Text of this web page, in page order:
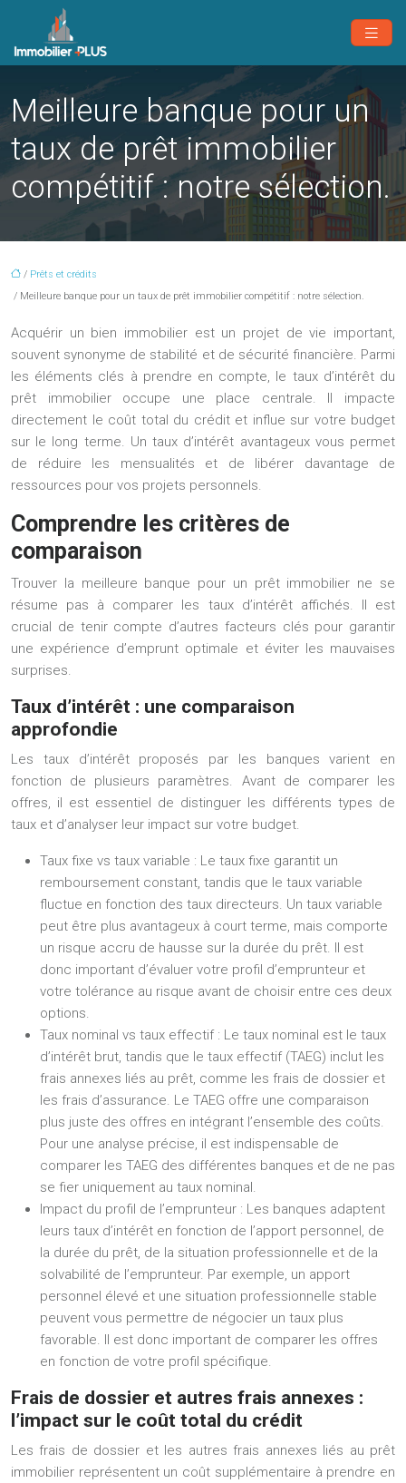
Meilleure banque pour un
taux de prêt immobilier
compétitif : notre sélection.
/ Prêts et crédits
/ Meilleure banque pour un taux de prêt immobilier compétitif : notre sélection.
Acquérir un bien immobilier est un projet de vie important,
souvent synonyme de stabilité et de sécurité financière. Parmi
les éléments clés à prendre en compte, le taux d’intérêt du
prêt immobilier occupe une place centrale. Il impacte
directement le coût total du crédit et influe sur votre budget
sur le long terme. Un taux d’intérêt avantageux vous permet
de réduire les mensualités et de libérer davantage de
ressources pour vos projets personnels.
Comprendre les critères de
comparaison
Trouver la meilleure banque pour un prêt immobilier ne se
résume pas à comparer les taux d’intérêt affichés. Il est
crucial de tenir compte d’autres facteurs clés pour garantir
une expérience d’emprunt optimale et éviter les mauvaises
surprises.
Taux d’intérêt : une comparaison
approfondie
Les taux d’intérêt proposés par les banques varient en
fonction de plusieurs paramètres. Avant de comparer les
offres, il est essentiel de distinguer les différents types de
taux et d’analyser leur impact sur votre budget.
Taux fixe vs taux variable : Le taux fixe garantit un
remboursement constant, tandis que le taux variable
fluctue en fonction des taux directeurs. Un taux variable
peut être plus avantageux à court terme, mais comporte
un risque accru de hausse sur la durée du prêt. Il est
donc important d’évaluer votre profil d’emprunteur et
votre tolérance au risque avant de choisir entre ces deux
options.
Taux nominal vs taux effectif : Le taux nominal est le taux
d’intérêt brut, tandis que le taux effectif (TAEG) inclut les
frais annexes liés au prêt, comme les frais de dossier et
les frais d’assurance. Le TAEG offre une comparaison
plus juste des offres en intégrant l’ensemble des coûts.
Pour une analyse précise, il est indispensable de
comparer les TAEG des différentes banques et de ne pas
se fier uniquement au taux nominal.
Impact du profil de l’emprunteur : Les banques adaptent
leurs taux d’intérêt en fonction de l’apport personnel, de
la durée du prêt, de la situation professionnelle et de la
solvabilité de l’emprunteur. Par exemple, un apport
personnel élevé et une situation professionnelle stable
peuvent vous permettre de négocier un taux plus
favorable. Il est donc important de comparer les offres
en fonction de votre profil spécifique.
Frais de dossier et autres frais annexes :
l’impact sur le coût total du crédit
Les frais de dossier et les autres frais annexes liés au prêt
immobilier représentent un coût supplémentaire à prendre en